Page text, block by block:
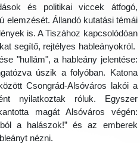
és politikai viccek átfogó,
elemzését. Állandó kutatási témái
is. A Tiszához kapcsolódóan
segítő, rejtélyes hableányokról.
"hullám", a hableány jelentése:
úszik a folyóban. Katona
Csongrád-Alsóváros lakói a
nyilatkoztak róluk. Egyszer
magát Alsóváros végén:
a halászok!” és az emberek
nézni.